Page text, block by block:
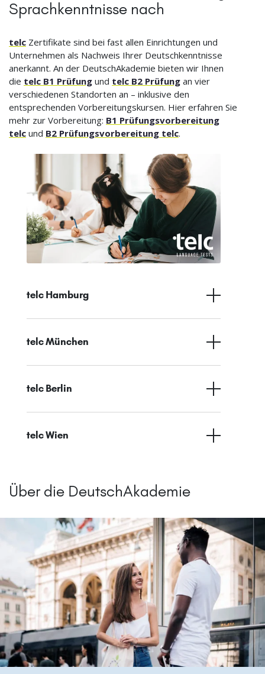
Sprachkenntnisse nach
telc Zertifikate sind bei fast allen Einrichtungen und
Unternehmen als Nachweis Ihrer Deutschkenntnisse
anerkannt. An der DeutschAkademie bieten wir Ihnen
die telc B1 Prüfung und telc B2 Prüfung an vier
verschiedenen Standorten an – inklusive den
entsprechenden Vorbereitungskursen. Hier erfahren Sie
mehr zur Vorbereitung: B1 Prüfungsvorbereitung
telc und B2 Prüfungsvorbereitung telc.
telc Hamburg
telc München
telc Berlin
telc Wien
Über die DeutschAkademie